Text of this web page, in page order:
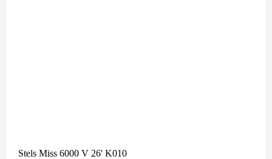
Stels Miss 6000 V 26' K010